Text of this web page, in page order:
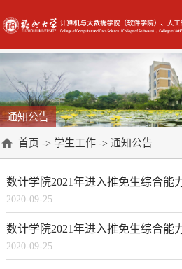
通知公告
首页 -> 学生工作 -> 通知公告
数计学院2021年进入推免生综合能
2020-09-25
数计学院2021年进入推免生综合能
2020-09-25